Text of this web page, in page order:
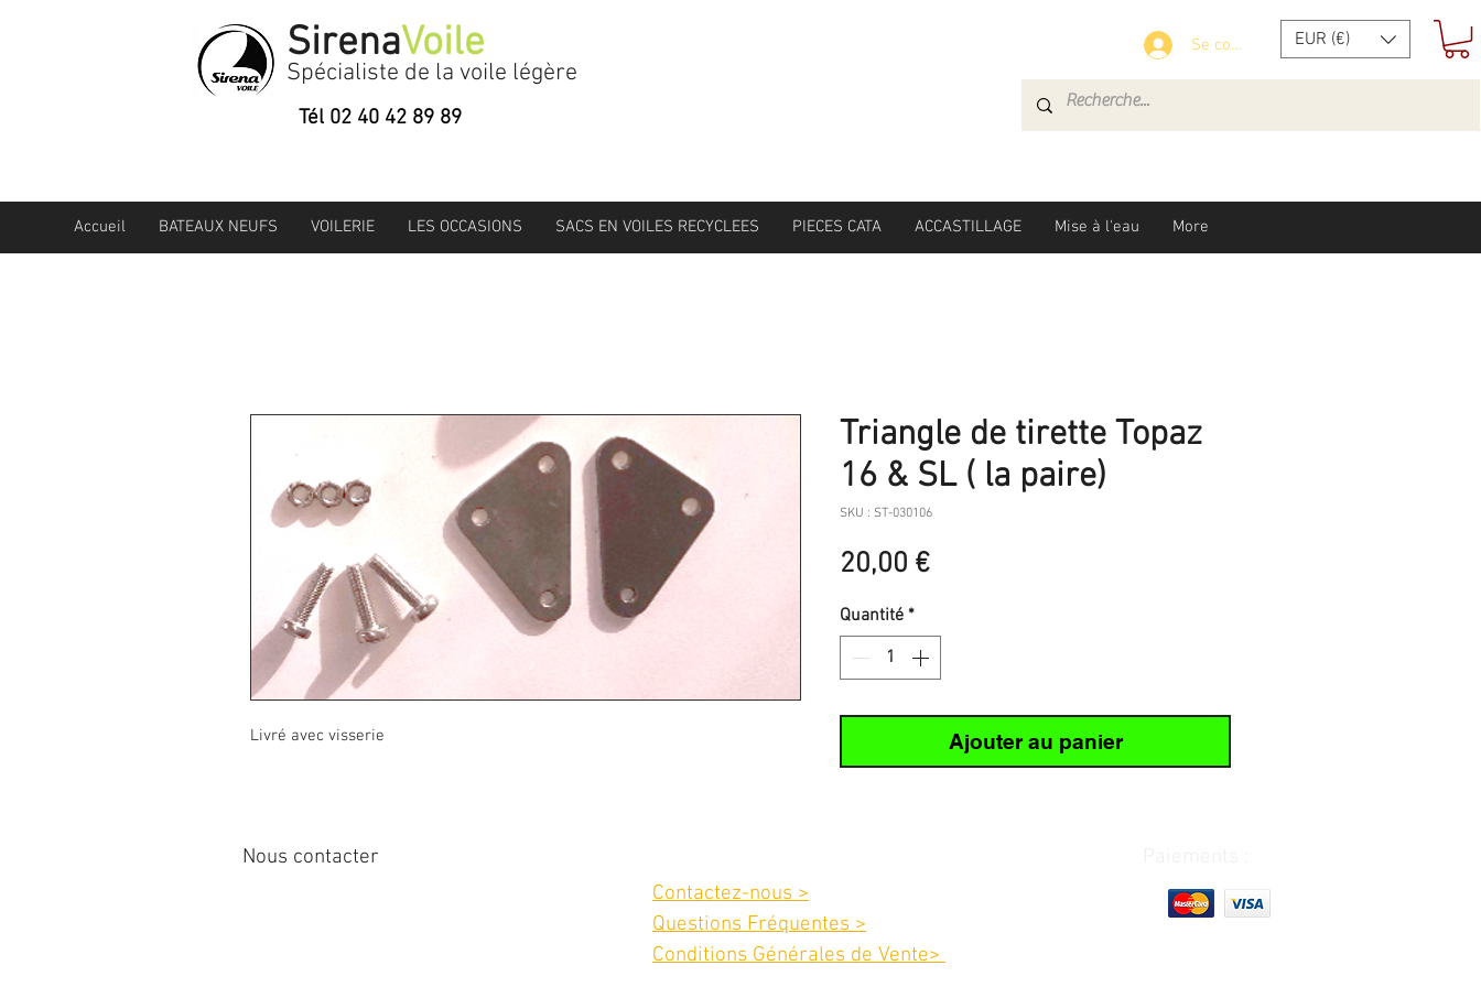
SirenaVoile
Spécialiste de la voile légère
Tél 02 40 42 89 89
Se connecter EUR (€)
Accueil BATEAUX NEUFS VOILERIE LES OCCASIONS SACS EN VOILES RECYCLEES PIECES CATA ACCASTILLAGE Mise à l'eau More
Livré avec visserie
Triangle de tirette Topaz
16 & SL ( la paire)
SKU : ST-030106
20,00 €Prix
Quantité *
Ajouter au panier
Nous contacter
Contactez-nous >
Questions Fréquentes >
Conditions Générales de Vente>